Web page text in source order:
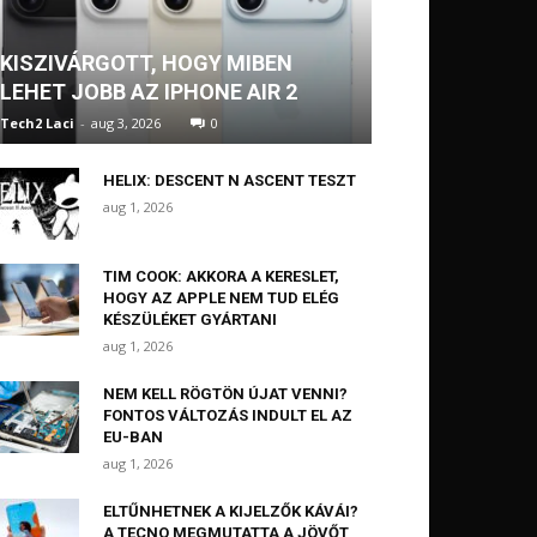
KISZIVÁRGOTT, HOGY MIBEN
LEHET JOBB AZ IPHONE AIR 2
Tech2 Laci - aug 3, 2026 0
HELIX: DESCENT N ASCENT TESZT
aug 1, 2026
TIM COOK: AKKORA A KERESLET,
HOGY AZ APPLE NEM TUD ELÉG
KÉSZÜLÉKET GYÁRTANI
aug 1, 2026
NEM KELL RÖGTÖN ÚJAT VENNI?
FONTOS VÁLTOZÁS INDULT EL AZ
EU-BAN
aug 1, 2026
ELTŰNHETNEK A KIJELZŐK KÁVÁI?
A TECNO MEGMUTATTA A JÖVŐT